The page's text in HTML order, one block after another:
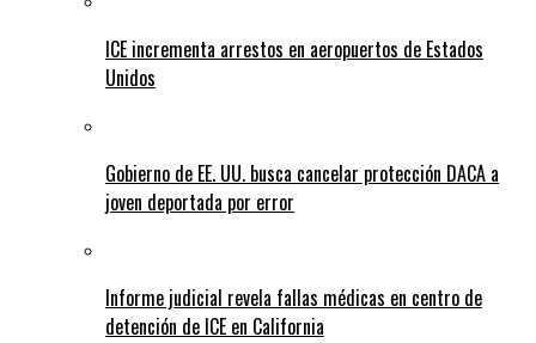
ICE incrementa arrestos en aeropuertos de Estados
Unidos
Gobierno de EE. UU. busca cancelar protección DACA a
joven deportada por error
Informe judicial revela fallas médicas en centro de
detención de ICE en California